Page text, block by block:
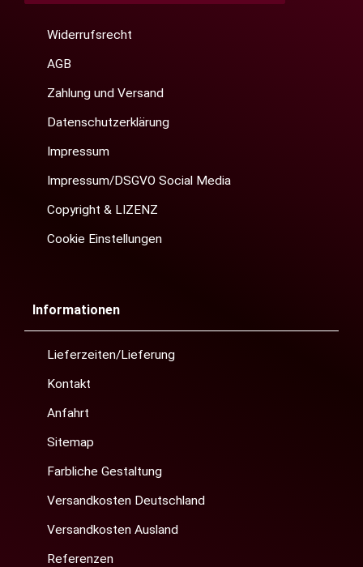
Widerrufsrecht
AGB
Zahlung und Versand
Datenschutzerklärung
Impressum
Impressum/DSGVO Social Media
Copyright & LIZENZ
Cookie Einstellungen
Informationen
Lieferzeiten/Lieferung
Kontakt
Anfahrt
Sitemap
Farbliche Gestaltung
Versandkosten Deutschland
Versandkosten Ausland
Referenzen